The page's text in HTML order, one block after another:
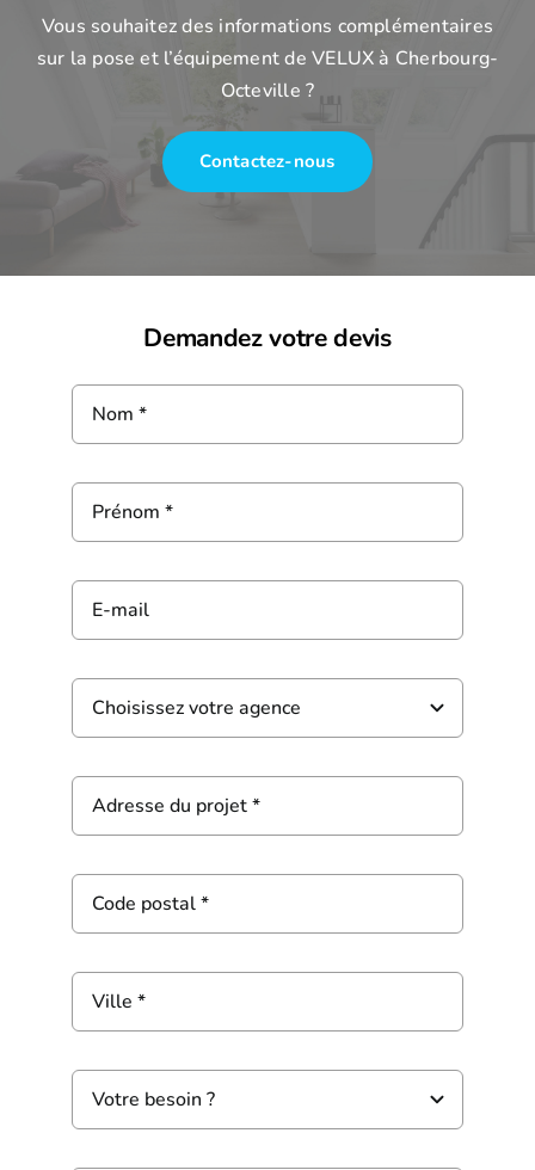
Vous souhaitez des informations complémentaires
sur la pose et l’équipement de VELUX à Cherbourg-
Octeville ?
Contactez-nous
Demandez votre devis